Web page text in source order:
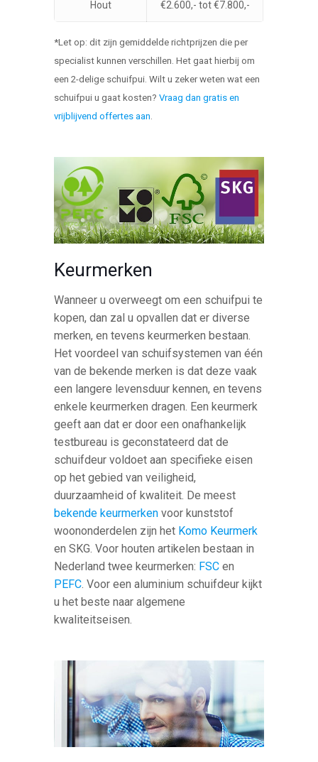
Hout €2.600,- tot €7.800,-
*Let op: dit zijn gemiddelde richtprijzen die per
specialist kunnen verschillen. Het gaat hierbij om
een 2-delige schuifpui. Wilt u zeker weten wat een
schuifpui u gaat kosten?Vraag dan gratis en
vrijblijvend offertes aan
Keurmerken
Wanneer u overweegt om een schuifpui te
kopen, dan zal u opvallen dat er diverse
merken, en tevens keurmerken bestaan.
Het voordeel van schuifsystemen van één
van de bekende merken is dat deze vaak
een langere levensduur kennen, en tevens
enkele keurmerken dragen. Een keurmerk
geeft aan dat er door een onafhankelijk
testbureau is geconstateerd dat de
schuifdeur voldoet aan specifieke eisen
op het gebied van veiligheid,
duurzaamheid of kwaliteit. De meest
bekende keurmerken voor kunststof
woononderdelen zijn het Komo Keurmerk
en SKG. Voor houten artikelen bestaan in
Nederland twee keurmerken: FSC en
PEFC. Voor een aluminium schuifdeur kijkt
u het beste naar algemene
kwaliteitseisen.